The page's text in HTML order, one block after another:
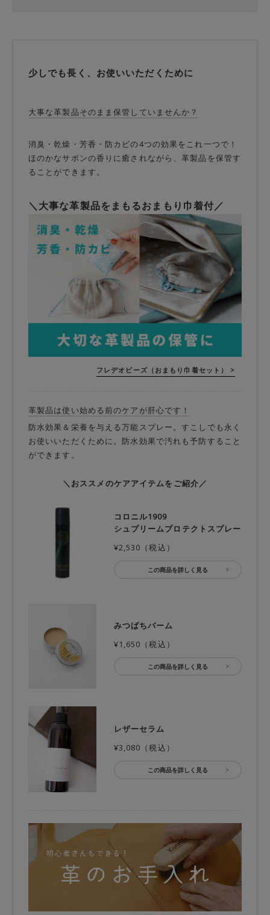
少しでも長く、お使いいただくために
大事な革製品そのまま保管していませんか？
消臭・乾燥・芳香・防カビの4つの効果をこれ一つで！
ほのかなサボンの香りに癒されながら、革製品を保管す
ることができます。
＼大事な革製品をまもるおまもり巾着付／
フレデオビーズ（おまもり巾着セット） >
革製品は使い始める前のケアが肝心です！
防水効果＆栄養を与える万能スプレー。すこしでも永く
お使いいただくために。防水効果で汚れも予防すること
ができます。
＼おススメのケアアイテムをご紹介／
コロニル1909
シュプリームプロテクトスプレー
¥2,530（税込）
この商品を詳しく見る
みつばちバーム
¥1,650（税込）
この商品を詳しく見る
レザーセラム
¥3,080（税込）
この商品を詳しく見る